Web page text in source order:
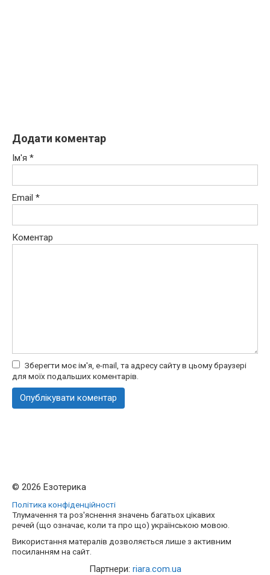
Додати коментар
Ім'я *
Email *
Коментар
Зберегти моє ім'я, e-mail, та адресу сайту в цьому браузері
для моїх подальших коментарів.
© 2026 Езотерика
Політика конфіденційності
Тлумачення та роз'яснення значень багатьох цікавих
речей (що означає, коли та про що) українською мовою.
Використання матералів дозволяється лише з активним
посиланням на сайт.
Партнери: riara.com.ua